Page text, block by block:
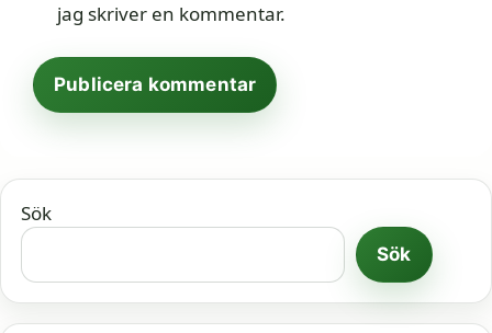
jag skriver en kommentar.
Sök
Sök